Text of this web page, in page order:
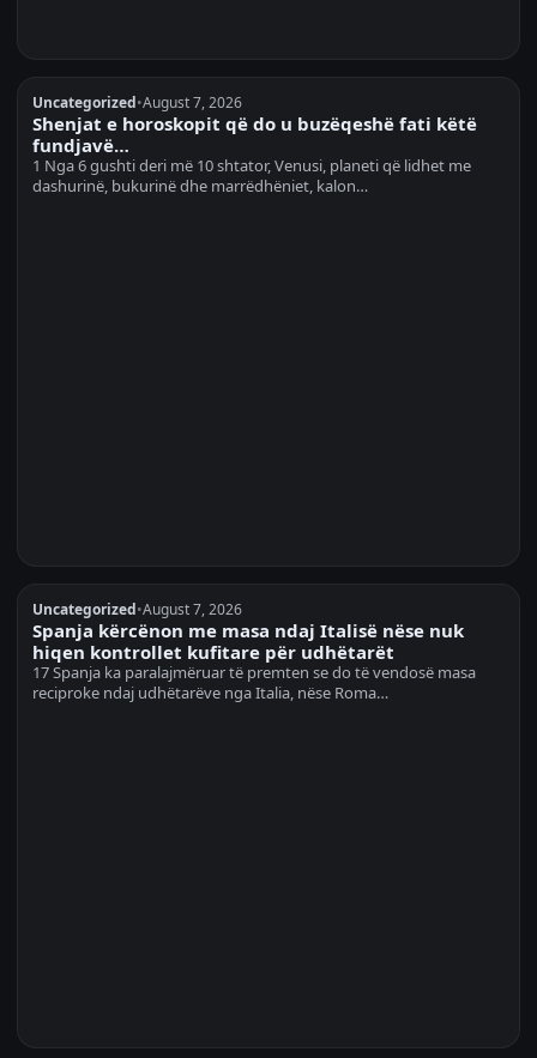
Uncategorized•August 7, 2026
Shenjat e horoskopit që do u buzëqeshë fati këtë
fundjavë…
1 Nga 6 gushti deri më 10 shtator, Venusi, planeti që lidhet me
dashurinë, bukurinë dhe marrëdhëniet, kalon…
Uncategorized•August 7, 2026
Spanja kërcënon me masa ndaj Italisë nëse nuk
hiqen kontrollet kufitare për udhëtarët
17 Spanja ka paralajmëruar të premten se do të vendosë masa
reciproke ndaj udhëtarëve nga Italia, nëse Roma…